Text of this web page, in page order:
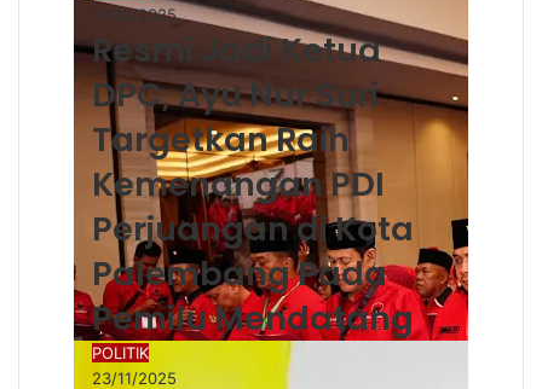
18/12/2025
Resmi Jadi Ketua
DPC, Ayu Nur Suri
Targetkan Raih
Kemenangan PDI
Perjuangan di Kota
Palembang Pada
Pemilu Mendatang
POLITIK
23/11/2025